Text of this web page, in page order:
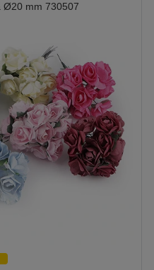
Ø20 mm 730507